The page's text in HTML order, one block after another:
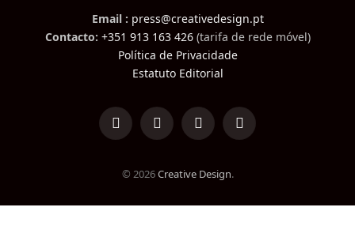
Email : press@creativedesign.pt
Contacto: +351 913 163 426(tarifa de rede móvel)
Política de Privacidade
Estatuto Editorial
LinkedInFacebookInstagramTikTok
© 2026Creative Design.